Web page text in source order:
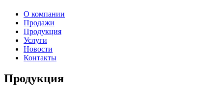
О компании
Продажи
Продукция
Услуги
Новости
Контакты
Продукция